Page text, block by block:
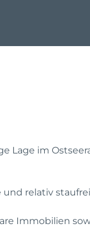
Lage im
und relativ
Immobilien